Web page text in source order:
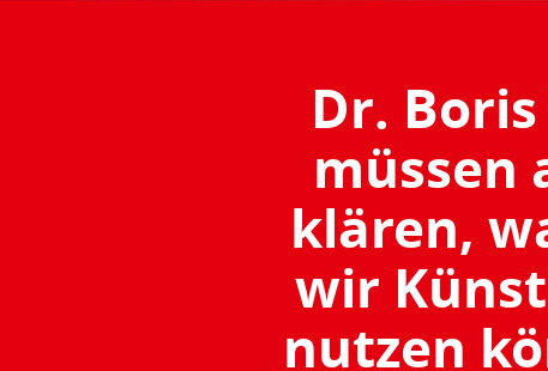
Dr.
müssen
klären,
wir
nutzen